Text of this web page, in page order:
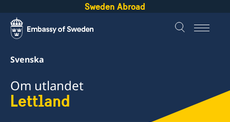
Sweden Abroad
Svenska
Om utlandet
Lettland